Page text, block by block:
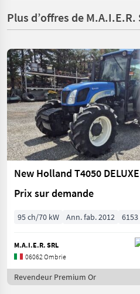
Plus d’offres de M.A.I.E.R.
New Holland T4050 DELUXE
Prix sur demande
95 ch/70 kW Ann. fab. 2012 6153
M.A.I.E.R. SRL
06062 Ombrie
Revendeur Premium Or